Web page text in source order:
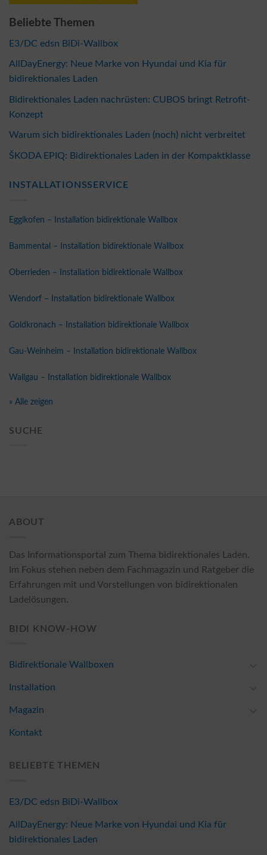
Beliebte Themen
E3/DC edsn BiDi-Wallbox
AllDayEnergy: Neue Marke von Hyundai und Kia für
bidirektionales Laden
Bidirektionales Laden nachrüsten: CUBOS bringt Retrofit-
Konzept
Warum sich bidirektionales Laden (noch) nicht verbreitet
ŠKODA EPIQ: Bidirektionales Laden in der Kompaktklasse
INSTALLATIONSSERVICE
Egglkofen – Installation bidirektionale Wallbox
Bammental – Installation bidirektionale Wallbox
Oberrieden – Installation bidirektionale Wallbox
Wendorf – Installation bidirektionale Wallbox
Goldkronach – Installation bidirektionale Wallbox
Gau-Weinheim – Installation bidirektionale Wallbox
Wallgau – Installation bidirektionale Wallbox
» Alle zeigen
SUCHE
ABOUT
Das Informationsportal zum Thema bidirektionales Laden.
Im Fokus stehen neben dem Fachmagazin und Ratgeber die
Erfahrungen mit und Vorstellungen von bidirektionalen
Ladelösungen.
BIDI KNOW-HOW
Bidirektionale Wallboxen
Installation
Magazin
Kontakt
BELIEBTE THEMEN
E3/DC edsn BiDi-Wallbox
AllDayEnergy: Neue Marke von Hyundai und Kia für
bidirektionales Laden